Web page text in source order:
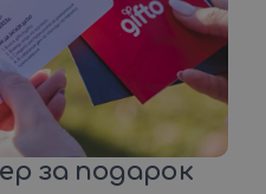
за подарок